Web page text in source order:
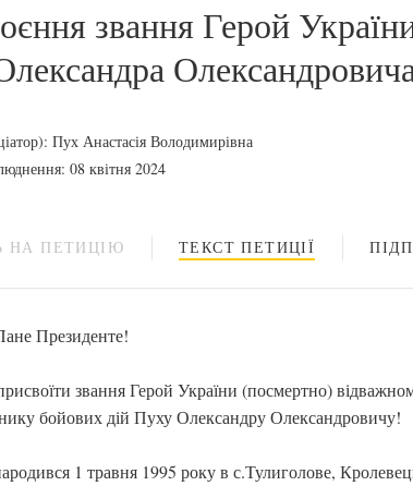
звання Герой
Пух Анастасія Володимирівна
08 квітня 2024
НА ПЕТИЦІЮ ТЕКСТ ПЕТИЦІЇ
Президенте!
звання Герой України (посмертно)
бойових дій Пуху Олександру Олександровичу!
1 травня 1995 року в с.Тулиголове,